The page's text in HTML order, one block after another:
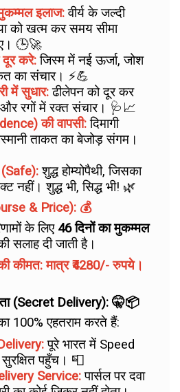
इलाज:वीर्य के जल्दी
को खत्म कर समय सीमा
🕒🚀
दूर करे:जिस्म में नई ऊर्जा, जोश
का संचार। ⚡💪
में सुधार:ढीलेपन को दूर कर
और रगों में रक्त संचार। 🩺📈
की वापसी:दिमागी
ताकत का बेजोड़ संगम।
शुद्ध होम्योपैथी, जिसका
नहीं। शुद्ध भी, सिद्ध भी! 🌿
& Price): 💰
के लिए 46 दिनों का मुकम्मल
सलाह दी जाती है।
कीमत: मात्र ₹4280/- रुपये।
(Secret Delivery): 🤫📦
100% एहतराम करते हैं:
पूरे भारत में Speed
पहुँच। 📮
Service:पार्सल पर दवा